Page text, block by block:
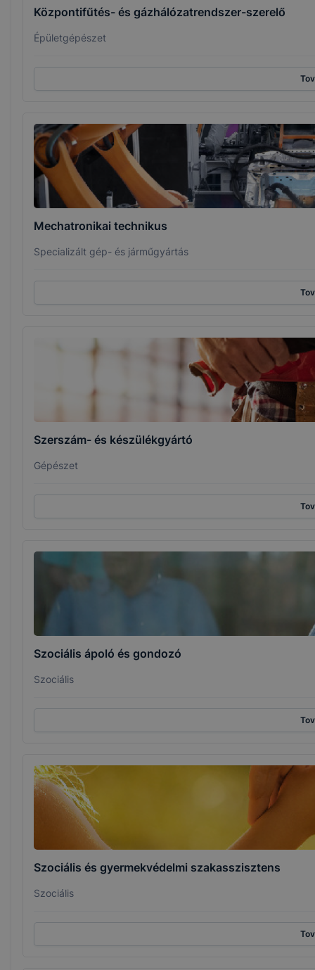
Központifűtés- és gázhálózatrendszer-szerelő
Épületgépészet
Mechatronikai technikus
Specializált gép- és járműgyártás
Szerszám- és készülékgyártó
Gépészet
Szociális ápoló és gondozó
Szociális
Szociális és gyermekvédelmi szakasszisztens
Szociális